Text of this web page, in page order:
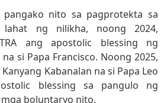
pangako nito sa pagprotekta sa
ng nilikha, noong 2024,
ang apostolic blessing ng
si Papa Francisco. Noong 2025,
Kabanalan na si Papa Leo
blessing sa pangulo ng
mga boluntaryo nito.